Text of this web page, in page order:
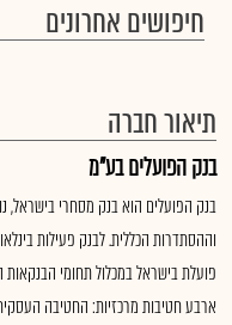
חיפושים אחרונים
תיאור חברה
בנק הפועלים בע"מ
וההסתדרות הכללית. לבנק פעילות
פועלת בישראל במכלול תחומי
ארבע חטיבות מרכזיות: החטיבה